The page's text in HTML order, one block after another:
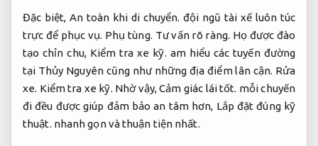
Đặc biệt,An toàn khi di chuyển. đội ngũ tài xế luôn túc
trực để phục vụ. Phụ tùng. Tư vấn rõ ràng. Họ được đào
tạo chỉn chu, Kiểm tra xe kỹ. am hiểu các tuyến đường
tại Thủy Nguyên cũng như những địa điểm lân cận. Rửa
xe. Kiểm tra xe kỹ. Nhờ vậy,Cảm giác lái tốt. mỗi chuyến
đi đều được giúp đảm bảo an tâm hơn, Lắp đặt đúng kỹ
thuật. nhanh gọn và thuận tiện nhất.